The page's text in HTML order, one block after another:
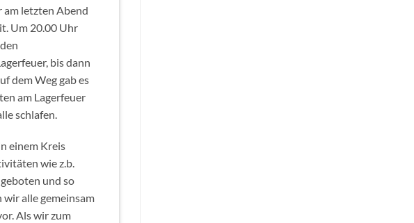
am letzten Abend
Um 20.00 Uhr
bis dann
dem Weg gab es
am Lagerfeuer
schlafen.
einem Kreis
wie z.b.
und so
alle gemeinsam
Als wir zum